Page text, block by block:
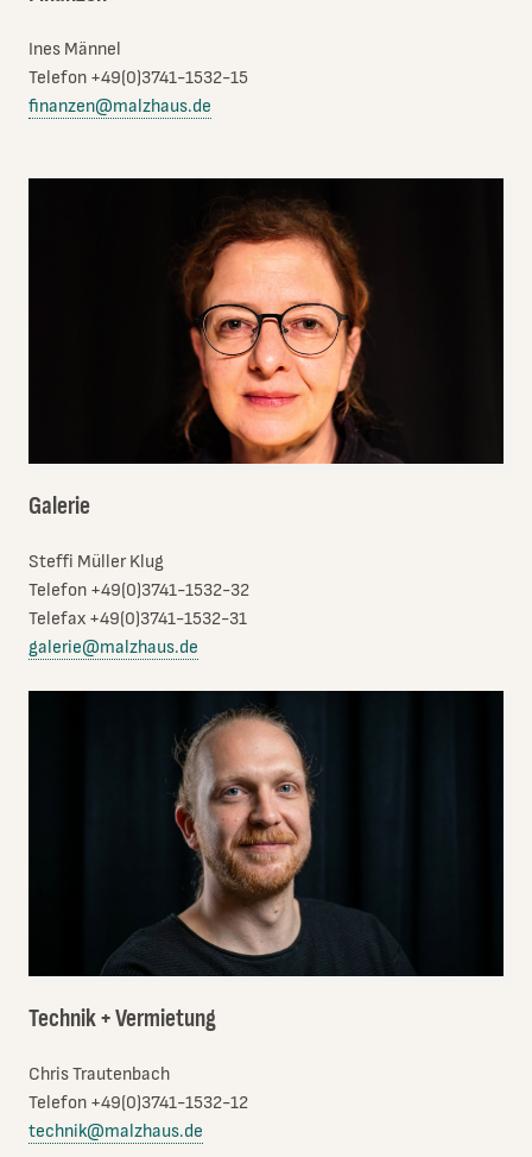
Ines Männel
Telefon +49(0)3741-1532-15
finanzen@malzhaus.de
Galerie
Steffi Müller Klug
Telefon +49(0)3741-1532-32
Telefax +49(0)3741-1532-31
galerie@malzhaus.de
Technik + Vermietung
Chris Trautenbach
Telefon +49(0)3741-1532-12
technik@malzhaus.de